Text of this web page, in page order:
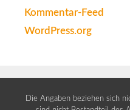
Kommentar-Feed
WordPress.org
Die Angaben beziehen sich